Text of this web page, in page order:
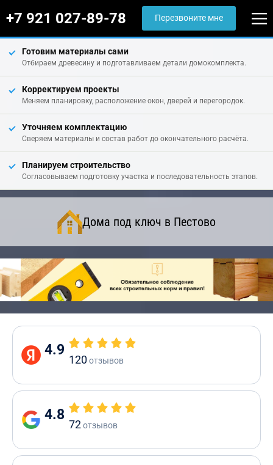
+7 921 027-89-78 Перезвоните мне
Готовим материалы сами
Отбираем древесину и подготавливаем детали домокомплекта.
Корректируем проекты
Меняем планировку, расположение окон, дверей и перегородок.
Уточняем комплектацию
Сверяем материалы и состав работ до окончательного расчёта.
Планируем строительство
Согласовываем подготовку участка и последовательность этапов.
Дома под ключ в Пестово
4.9
120отзывов
4.8
72отзывов